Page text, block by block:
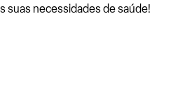
suas necessidades de saúde!